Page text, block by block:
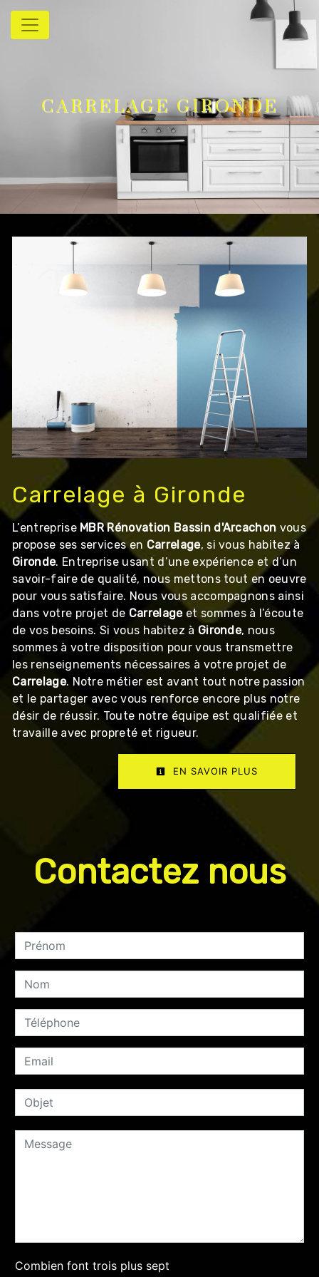
Panneau de gestion des cookies
CARRELAGE GIRONDE
Carrelage à Gironde
L’entreprise MBR Rénovation Bassin d'Arcachon vous
propose ses services en Carrelage, si vous habitez à
Gironde. Entreprise usant d’une expérience et d’un
savoir-faire de qualité, nous mettons tout en oeuvre
pour vous satisfaire. Nous vous accompagnons ainsi
dans votre projet de Carrelageet sommes à l’écoute
de vos besoins. Si vous habitez à Gironde, nous
sommes à votre disposition pour vous transmettre
les renseignements nécessaires à votre projet de
Carrelage. Notre métier est avant tout notre passion
et le partager avec vous renforce encore plus notre
désir de réussir. Toute notre équipe est qualifiée et
travaille avec propreté et rigueur.
EN SAVOIR PLUS
Contactez nous
Combien font trois plus sept